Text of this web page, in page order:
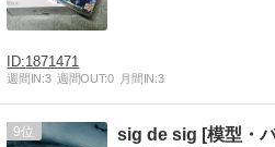
1871471
週間IN:3 週間OUT:0 月間IN:3
9 sig de sig [模型・